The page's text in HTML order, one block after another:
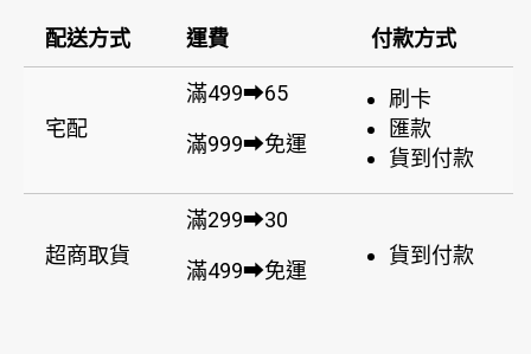
配送方式 運費 付款方式
宅配
滿499➡65
滿999➡免運
刷卡
匯款
貨到付款
超商取貨
滿299➡30
滿499➡免運
貨到付款